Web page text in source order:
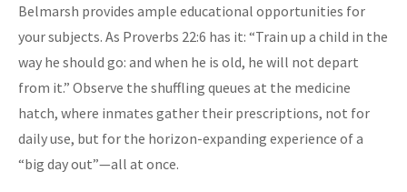
Belmarsh provides ample educational opportunities for
your subjects. As Proverbs 22:6 has it: “Train up a child in the
way he should go: and when he is old, he will not depart
from it.” Observe the shuffling queues at the medicine
hatch, where inmates gather their prescriptions, not for
daily use, but for the horizon-expanding experience of a
“big day out”—all at once.